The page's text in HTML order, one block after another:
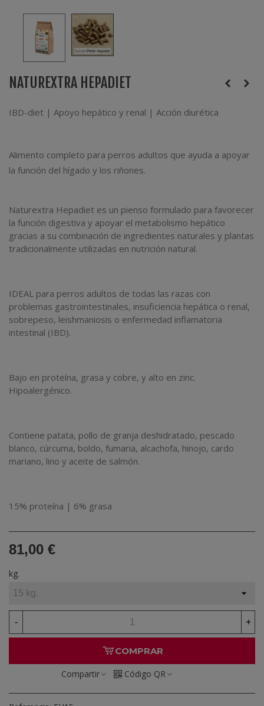
NATUREXTRA HEPADIET
IBD-diet | Apoyo hepático y renal | Acción diurética
Alimento completo para perros adultos que ayuda a apoyar
la función del hígado y los riñones.
Naturextra Hepadiet es un pienso formulado para favorecer
la función digestiva y apoyar el metabolismo hepático
gracias a su combinación de ingredientes naturales y plantas
tradicionalmente utilizadas en nutrición natural.
IDEAL para perros adultos de todas las razas con
problemas gastrointestinales, insuficiencia hepática o renal,
sobrepeso, leishmaniosis o enfermedad inflamatoria
intestinal (IBD).
Bajo en proteína, grasa y cobre, y alto en zinc.
Hipoalergénico.
Contiene patata, pollo de granja deshidratado, pescado
blanco, cúrcuma, boldo, fumaria, alcachofa, hinojo, cardo
mariano, lino y aceite de salmón.
15% proteína | 6% grasa
81,00 €
kg.
- +
COMPRAR
Compartir Código QR